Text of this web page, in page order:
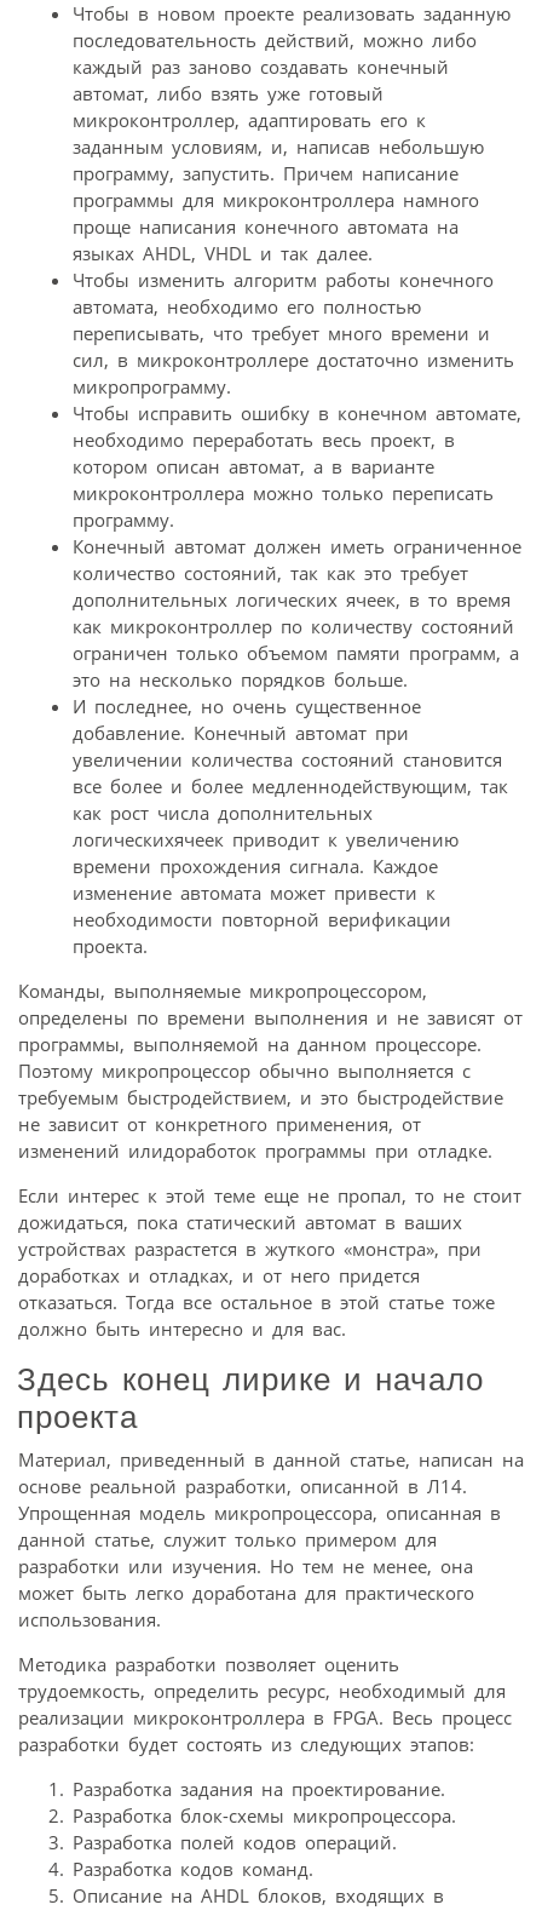
Чтобы в новом проекте реализовать заданную
последовательность действий, можно либо
каждый раз заново создавать конечный
автомат, либо взять уже готовый
микроконтроллер, адаптировать его к
заданным условиям, и, написав небольшую
программу, запустить. Причем написание
программы для микроконтроллера намного
проще написания конечного автомата на
языках AHDL, VHDL и так далее.
Чтобы изменить алгоритм работы конечного
автомата, необходимо его полностью
переписывать, что требует много времени и
сил, в микроконтроллере достаточно изменить
микропрограмму.
Чтобы исправить ошибку в конечном автомате,
необходимо переработать весь проект, в
котором описан автомат, а в варианте
микроконтроллера можно только переписать
программу.
Конечный автомат должен иметь ограниченное
количество состояний, так как это требует
дополнительных логических ячеек, в то время
как микроконтроллер по количеству состояний
ограничен только объемом памяти программ, а
это на несколько порядков больше.
И последнее, но очень существенное
добавление. Конечный автомат при
увеличении количества состояний становится
все более и более медленнодействующим, так
как рост числа дополнительных
логическихячеек приводит к увеличению
времени прохождения сигнала. Каждое
изменение автомата может привести к
необходимости повторной верификации
проекта.
Команды, выполняемые микропроцессором,
определены по времени выполнения и не зависят от
программы, выполняемой на данном процессоре.
Поэтому микропроцессор обычно выполняется с
требуемым быстродействием, и это быстродействие
не зависит от конкретного применения, от
изменений илидоработок программы при отладке.
Если интерес к этой теме еще не пропал, то не стоит
дожидаться, пока статический автомат в ваших
устройствах разрастется в жуткого «монстра», при
доработках и отладках, и от него придется
отказаться. Тогда все остальное в этой статье тоже
должно быть интересно и для вас.
Здесь конец лирике и начало
проекта
Материал, приведенный в данной статье, написан на
основе реальной разработки, описанной в Л14.
Упрощенная модель микропроцессора, описанная в
данной статье, служит только примером для
разработки или изучения. Но тем не менее, она
может быть легко доработана для практического
использования.
Методика разработки позволяет оценить
трудоемкость, определить ресурс, необходимый для
реализации микроконтроллера в FPGA. Весь процесс
разработки будет состоять из следующих этапов:
Разработка задания на проектирование.
Разработка блок-схемы микропроцессора.
Разработка полей кодов операций.
Разработка кодов команд.
Описание на AHDL блоков, входящих в